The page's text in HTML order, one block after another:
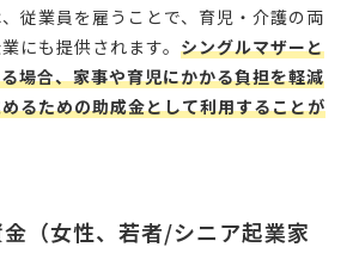
従業員を雇うことで、育児・介護の両
にも提供されます。 シングルマザーと
場合、家事や育児にかかる負担を軽減
るための助成金として利用することが
（女性、若者/シニア起業家